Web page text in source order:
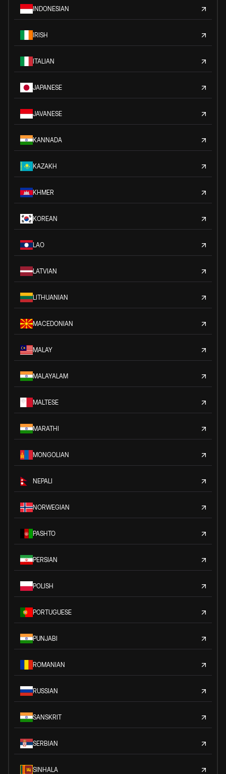
INDONESIAN
IRISH
ITALIAN
JAPANESE
JAVANESE
KANNADA
KAZAKH
KHMER
KOREAN
LAO
LATVIAN
LITHUANIAN
MACEDONIAN
MALAY
MALAYALAM
MALTESE
MARATHI
MONGOLIAN
NEPALI
NORWEGIAN
PASHTO
PERSIAN
POLISH
PORTUGUESE
PUNJABI
ROMANIAN
RUSSIAN
SANSKRIT
SERBIAN
SINHALA